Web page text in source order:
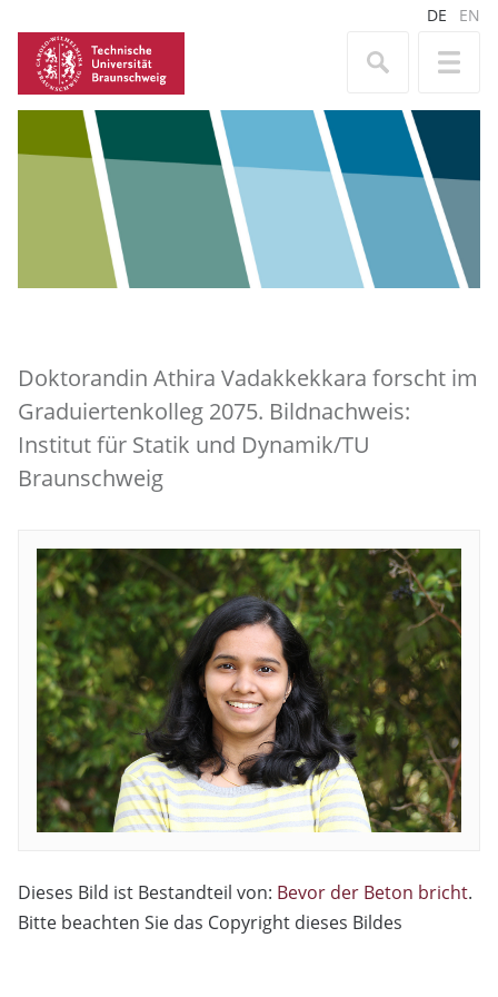
DE EN
Doktorandin Athira Vadakkekkara forscht im
Graduiertenkolleg 2075. Bildnachweis:
Institut für Statik und Dynamik/TU
Braunschweig
Dieses Bild ist Bestandteil von: Bevor der Beton bricht.
Bitte beachten Sie das Copyright dieses Bildes